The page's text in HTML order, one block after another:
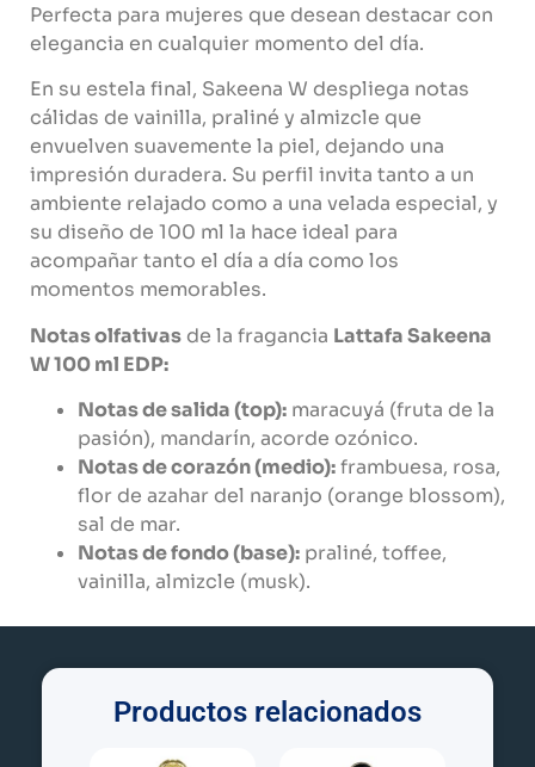
Perfecta para mujeres que desean destacar con
elegancia en cualquier momento del día.
En su estela final, Sakeena W despliega notas
cálidas de vainilla, praliné y almizcle que
envuelven suavemente la piel, dejando una
impresión duradera. Su perfil invita tanto a un
ambiente relajado como a una velada especial, y
su diseño de 100 ml la hace ideal para
acompañar tanto el día a día como los
momentos memorables.
Notas olfativas de la fragancia Lattafa Sakeena
W 100 ml EDP:
Notas de salida (top): maracuyá (fruta de la
pasión), mandarín, acorde ozónico.
Notas de corazón (medio):frambuesa, rosa,
flor de azahar del naranjo (orange blossom),
sal de mar.
Notas de fondo (base): praliné, toffee,
vainilla, almizcle (musk).
Productos relacionados